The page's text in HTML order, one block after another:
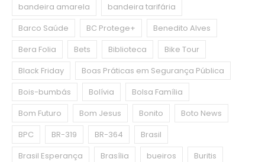
bandeira amarela
bandeira tarifária
Barco Saúde
BC Protege+
Benedito Alves
Bera Folia
Bets Biblioteca
Bike Tour
Black Friday
Boas Práticas em Segurança Pública
Bois-bumbás
Bolívia
Bolsa Família
Bom Futuro
Bom Jesus Bonito
Boto News
BPC
BR-319 BR-364
Brasil
Brasil Esperança
Brasília bueiros
Buritis